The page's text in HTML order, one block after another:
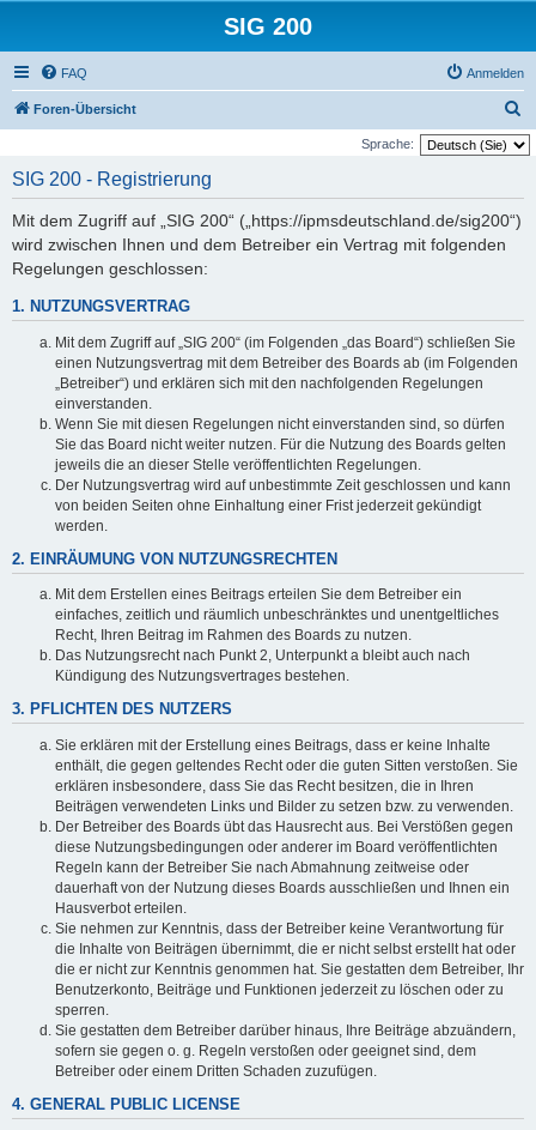
SIG 200
FAQ Anmelden
Foren-Übersicht
u
Sprache:
SIG 200 - Registrierung
Mit dem Zugriff auf „SIG 200“ („https://ipmsdeutschland.de/sig200“)
wird zwischen Ihnen und dem Betreiber ein Vertrag mit folgenden
Regelungen geschlossen:
1. NUTZUNGSVERTRAG
Mit dem Zugriff auf „SIG 200“ (im Folgenden „das Board“) schließen Sie
einen Nutzungsvertrag mit dem Betreiber des Boards ab (im Folgenden
„Betreiber“) und erklären sich mit den nachfolgenden Regelungen
einverstanden.
Wenn Sie mit diesen Regelungen nicht einverstanden sind, so dürfen
Sie das Board nicht weiter nutzen. Für die Nutzung des Boards gelten
jeweils die an dieser Stelle veröffentlichten Regelungen.
Der Nutzungsvertrag wird auf unbestimmte Zeit geschlossen und kann
von beiden Seiten ohne Einhaltung einer Frist jederzeit gekündigt
werden.
2. EINRÄUMUNG VON NUTZUNGSRECHTEN
Mit dem Erstellen eines Beitrags erteilen Sie dem Betreiber ein
einfaches, zeitlich und räumlich unbeschränktes und unentgeltliches
Recht, Ihren Beitrag im Rahmen des Boards zu nutzen.
Das Nutzungsrecht nach Punkt 2, Unterpunkt a bleibt auch nach
Kündigung des Nutzungsvertrages bestehen.
3. PFLICHTEN DES NUTZERS
Sie erklären mit der Erstellung eines Beitrags, dass er keine Inhalte
enthält, die gegen geltendes Recht oder die guten Sitten verstoßen. Sie
erklären insbesondere, dass Sie das Recht besitzen, die in Ihren
Beiträgen verwendeten Links und Bilder zu setzen bzw. zu verwenden.
Der Betreiber des Boards übt das Hausrecht aus. Bei Verstößen gegen
diese Nutzungsbedingungen oder anderer im Board veröffentlichten
Regeln kann der Betreiber Sie nach Abmahnung zeitweise oder
dauerhaft von der Nutzung dieses Boards ausschließen und Ihnen ein
Hausverbot erteilen.
Sie nehmen zur Kenntnis, dass der Betreiber keine Verantwortung für
die Inhalte von Beiträgen übernimmt, die er nicht selbst erstellt hat oder
die er nicht zur Kenntnis genommen hat. Sie gestatten dem Betreiber, Ihr
Benutzerkonto, Beiträge und Funktionen jederzeit zu löschen oder zu
sperren.
Sie gestatten dem Betreiber darüber hinaus, Ihre Beiträge abzuändern,
sofern sie gegen o. g. Regeln verstoßen oder geeignet sind, dem
Betreiber oder einem Dritten Schaden zuzufügen.
4. GENERAL PUBLIC LICENSE